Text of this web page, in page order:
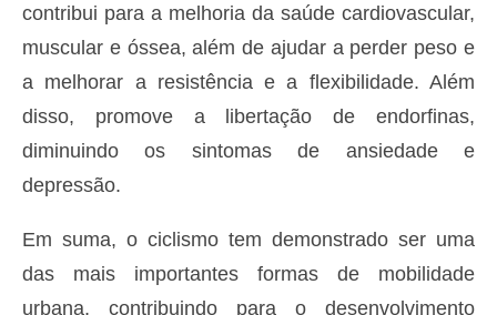
contribui para a melhoria da saúde cardiovascular,
muscular e óssea, além de ajudar a perder peso e
a melhorar a resistência e a flexibilidade. Além
disso, promove a libertação de endorfinas,
diminuindo os sintomas de ansiedade e
depressão.
Em suma, o ciclismo tem demonstrado ser uma
das mais importantes formas de mobilidade
urbana, contribuindo para o desenvolvimento